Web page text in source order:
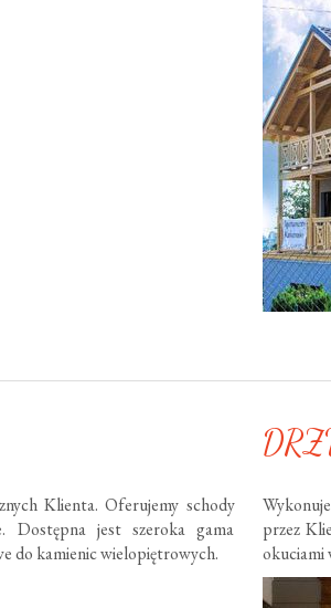
Klienta. Oferujemy schody
Dostępna jest szeroka gama
do kamienic wielopiętrowych.
przez
okuciami